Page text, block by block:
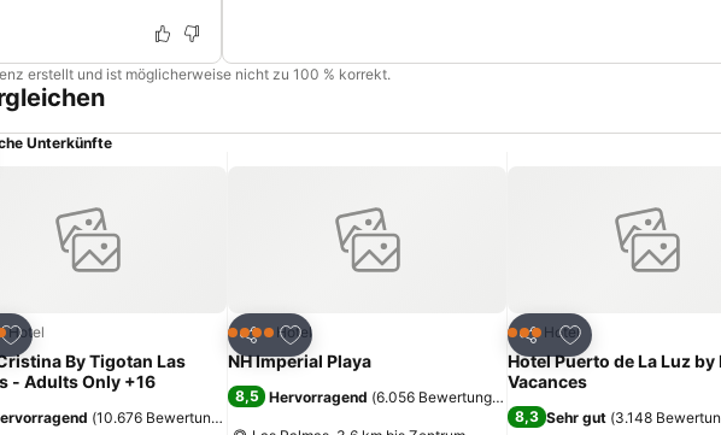
erstellt und ist möglicherweise nicht zu 100 % korrekt.
Unterkünfte
Favoriten hinzufügen
Hotel
By Tigotan Las
- Adults Only +16
(10.676 Bewertungen
Teilen
Zu Favoriten hinzufügen
4 SterneHotel
NH Imperial Playa
8,5 Hervorragend (6.056 Bewertungen
Teilen
Zu Favoriten
3 SterneHotel
Hotel Puerto de La Luz by
Vacances
8,3 Sehr gut (3.148